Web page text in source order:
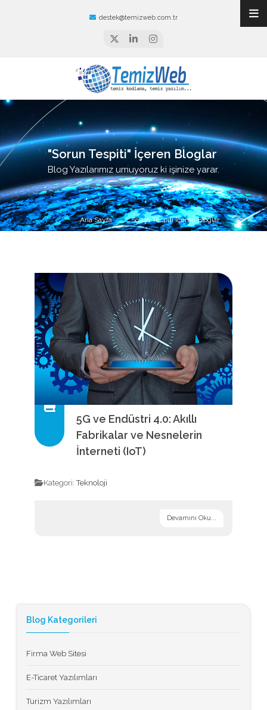
destek@temizweb.com.tr
"Sorun Tespiti" İçeren Bloglar
Blog Yazılarımız umuyoruz ki işinize yarar.
Ana Sayfa Sorun Tespiti İçeren Bloglar
5G ve Endüstri 4.0: Akıllı
Fabrikalar ve Nesnelerin
İnterneti (IoT)
Kategori:Teknoloji
Devamını Oku...
Blog Kategorileri
Firma Web Sitesi
E-Ticaret Yazılımları
Turizm Yazılımları